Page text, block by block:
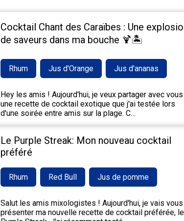
Cocktail Chant des Caraïbes : Une
de saveurs dans ma bouche 🍹🏝️
Rhum Jus d'Orange Jus d'ananas
Hey les amis ! Aujourd'hui, je veux partager avec vous
une recette de cocktail exotique que j'ai testée lors
d'une soirée entre amis sur la plage. C…
Le Purple Streak: Mon nouveau cocktail
préféré
Rhum Red Bull Jus de pomme
Salut les amis mixologistes ! Aujourd'hui, je vais vous
présenter ma nouvelle recette de cocktail préférée, le